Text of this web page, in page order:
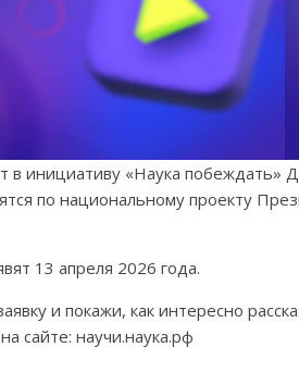
в инициативу «Наука побеждать»
по национальному проекту
13 апреля 2026 года.
и покажи, как интересно
сайте: научи.наука.рф